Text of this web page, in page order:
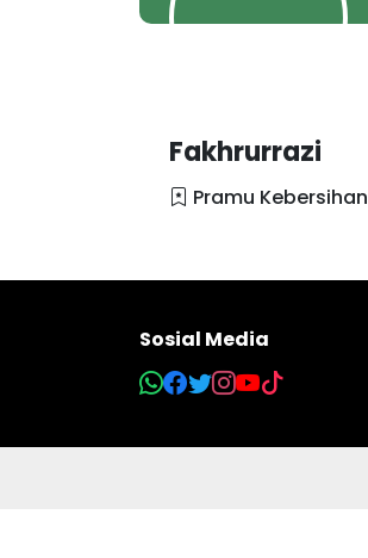
Fakhrurrazi
Pramu Kebersihan
Sosial Media